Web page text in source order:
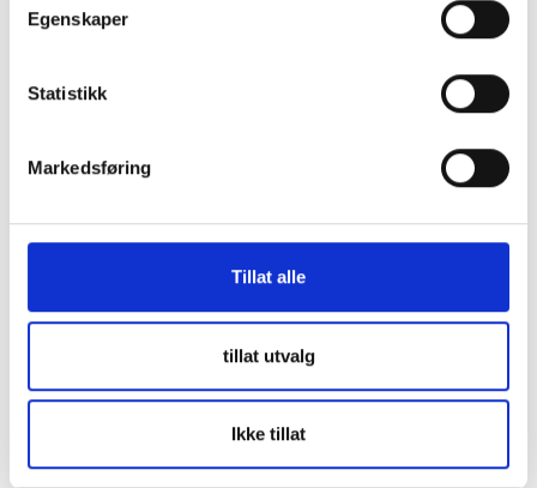
Egenskaper
Statistikk
Markedsføring
Tillat alle
tillat utvalg
Ikke tillat
SENCI SC8000i Inverter Aggregat - Bensin - Max 7500W - ATS
och pålitlig strömkälla med en imponerande kapacitet på upp
till 7500W. Med avancerade funktioner som elektrisk start,
automatisk